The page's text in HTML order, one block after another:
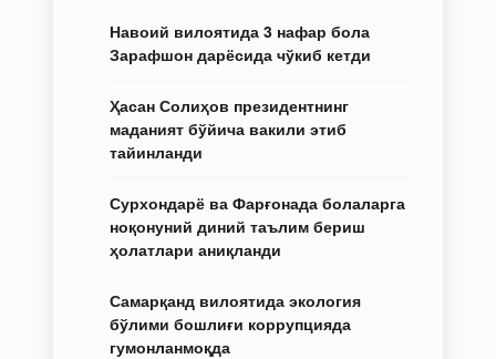
Навоий вилоятида 3 нафар бола
Зарафшон дарёсида чўкиб кетди
Ҳасан Солиҳов президентнинг
маданият бўйича вакили этиб
тайинланди
Сурхондарё ва Фарғонада болаларга
ноқонуний диний таълим бериш
ҳолатлари аниқланди
Самарқанд вилоятида экология
бўлими бошлиғи коррупцияда
гумонланмоқда